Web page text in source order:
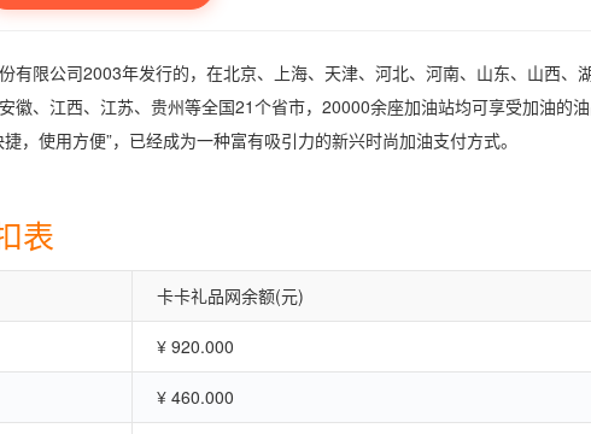
有限公司2003年发行的，在北京、上海、天津、河北、河南、山东、山西、
徽、江西、江苏、贵州等全国21个省市，20000余座加油站均可享受加油的
，使用方便”，已经成为一种富有吸引力的新兴时尚加油支付方式。
表
卡卡礼品网余额(元)
¥ 920.000
¥ 460.000